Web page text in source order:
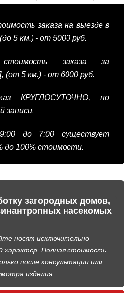
заказа на выезде в
5 км.) - от 5000 руб.
стоимость заказа за
(от 5 км.) - от 6000 руб.
КРУГЛОСУТОЧНО, по
записи.
до 7:00 существует
до 100% стоимости.
загородных домов,
насекомых
носят исключительно
характер. Полная стоимость
после консультации или
изделия.